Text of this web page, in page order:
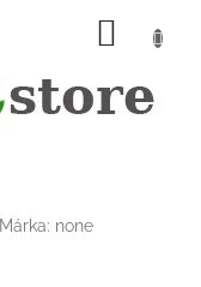
KOSÁR
Márka: none